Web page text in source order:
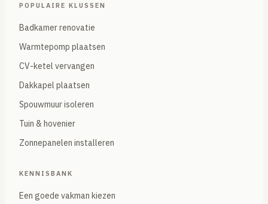
POPULAIRE KLUSSEN
Badkamer renovatie
Warmtepomp plaatsen
CV-ketel vervangen
Dakkapel plaatsen
Spouwmuur isoleren
Tuin & hovenier
Zonnepanelen installeren
KENNISBANK
Een goede vakman kiezen